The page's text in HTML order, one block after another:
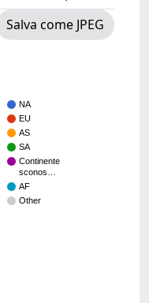
Salva come JPEG
NA
EU
AS
SA
Continente
sconos…
AF
Other